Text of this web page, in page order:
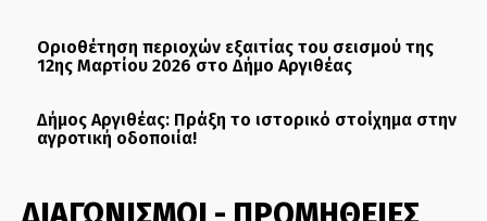
Οριοθέτηση περιοχών εξαιτίας του σεισμού της
12ης Μαρτίου 2026 στο Δήμο Αργιθέας
Δήμος Αργιθέας: Πράξη το ιστορικό στοίχημα στην
αγροτική οδοποιία!
ΔΙΑΓΩΝΙΣΜΟΙ - ΠΡΟΜΗΘΕΙΕΣ